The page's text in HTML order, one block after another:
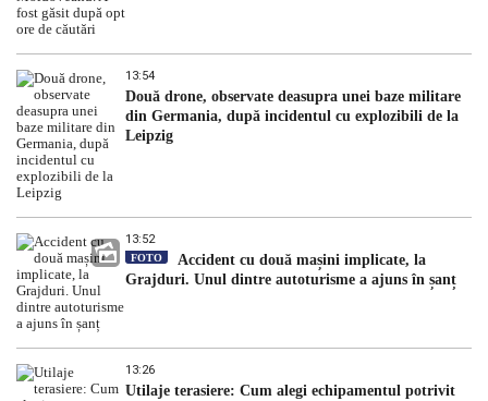
13:54
Două drone, observate deasupra unei baze militare
din Germania, după incidentul cu explozibili de la
Leipzig
13:52
FOTO
Accident cu două mașini implicate, la
Grajduri. Unul dintre autoturisme a ajuns în șanț
13:26
Utilaje terasiere: Cum alegi echipamentul potrivit